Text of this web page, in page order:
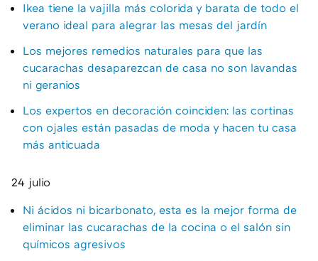
Ikea tiene la vajilla más colorida y barata de todo el
verano ideal para alegrar las mesas del jardín
Los mejores remedios naturales para que las
cucarachas desaparezcan de casa no son lavandas
ni geranios
Los expertos en decoración coinciden: las cortinas
con ojales están pasadas de moda y hacen tu casa
más anticuada
24 julio
Ni ácidos ni bicarbonato, esta es la mejor forma de
eliminar las cucarachas de la cocina o el salón sin
químicos agresivos